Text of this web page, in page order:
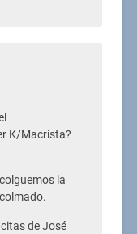
K/Macrista?
la
de José